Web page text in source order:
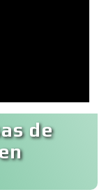
de